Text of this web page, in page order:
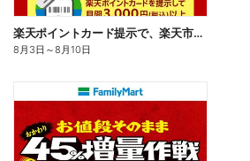
楽天ポイントカード提示で、楽天市場でのお買い物がおトクに!
8月3日 ～8月10日